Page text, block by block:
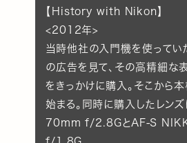
【History with Nikon】
<2012年>
当時他社の入門機を使って
の広告を見て、その高精細な
をきっかけに購入。そこから
始まる。同時に購入したレン
70mm f/2.8GとAF-S